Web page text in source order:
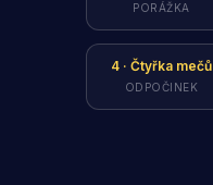
PORÁŽKA
4 · Čtyřka mečů
ODPOČINEK